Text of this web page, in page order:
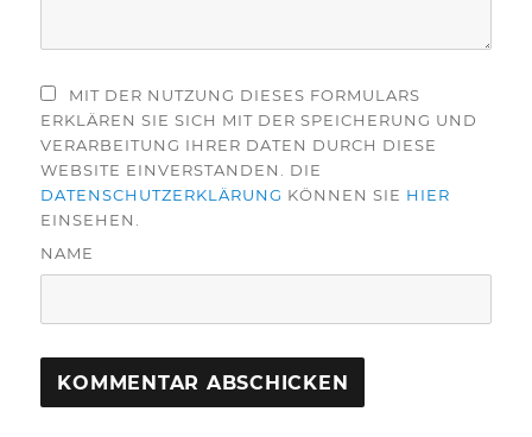
MIT DER NUTZUNG DIESES FORMULARS
ERKLÄREN SIE SICH MIT DER SPEICHERUNG UND
VERARBEITUNG IHRER DATEN DURCH DIESE
WEBSITE EINVERSTANDEN. DIE
DATENSCHUTZERKLÄRUNG KÖNNEN SIE HIER
EINSEHEN.
NAME